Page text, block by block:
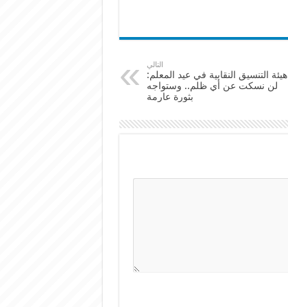
التالي
هيئة التنسيق النقابية في عيد المعلم:
لن نسكت عن أي ظلم.. وستواجه
بثورة عارمة